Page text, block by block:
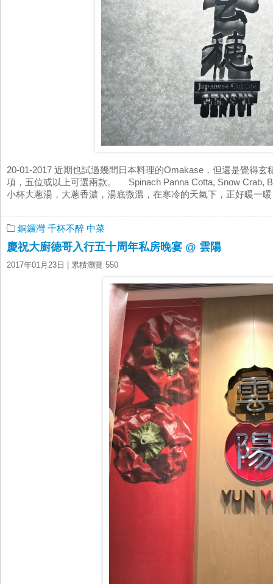
20-01-2017 近期也試過幾間日本料理的Omakase，但還是覺得
項，五位或以上可選兩款。 Spinach Panna Cotta, Snow Crab,
小杯大蔥湯，大蔥香濃，湯底微溫，在寒冷的天氣下，正好暖一
銅鑼灣 千杯不醉 中菜
慶祝大廚德哥入行五十周年私房晚宴 @ 雲陽
2017年01月23日 | 累積瀏覽 550